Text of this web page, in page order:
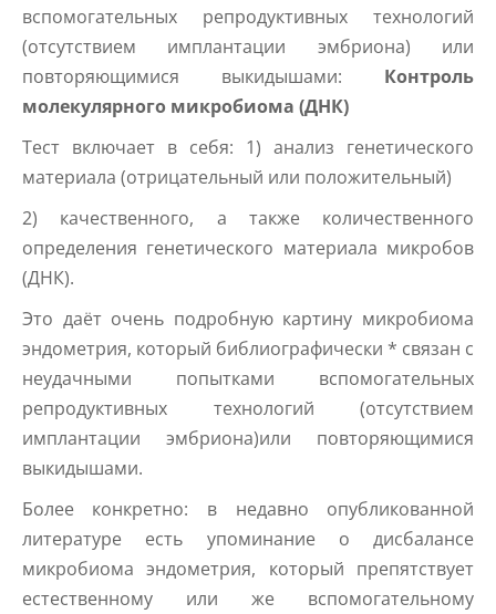
вспомогательных репродуктивных технологий
(отсутствием имплантации эмбриона) или
повторяющимися выкидышами: Контроль
молекулярного микробиома (ДНК)
Тест включает в себя: 1) анализ генетического
материала (отрицательный или положительный)
2) качественного, а также количественного
определения генетического материала микробов
(ДНК).
Это даёт очень подробную картину микробиома
эндометрия, который библиографически * связан с
неудачными попытками вспомогательных
репродуктивных технологий (отсутствием
имплантации эмбриона)или повторяющимися
выкидышами.
Более конкретно: в недавно опубликованной
литературе есть упоминание о дисбалансе
микробиома эндометрия, который препятствует
естественному или же вспомогательному